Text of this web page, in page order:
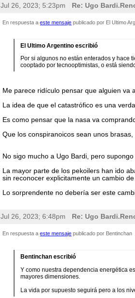
Jul 26, 2023; 5:23pm Re: Ugo
En respuesta aeste mensaje publicado por El Ultimo
El Ultimo Argentino escribió
Por si algunos no están enterados y hace
cooptado por tecnooptimistas, o está
Me parece ridículo pensar que alguien va
La idea de que el catastrófico es una
Es como pensar que la nasa va
Que los conspiranoicos sean unos
No sigo mucho a Ugo Bardi, pero
La mayor parte de los pekoilers han ido
sin reconocer explicitamente un cambio
Lo sorprendente no debería ser este
Jul 26, 2023; 6:48pm Re: Ugo
En respuesta aeste mensaje publicado por Bentinchan
Bentinchan escribió
Y como nuestra dependencia energética
mayores dimensiones.
La vida por supuesto seguirá pero a los